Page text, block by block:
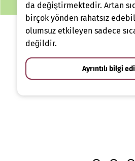
da değiştirmektedir. Artan
birçok yönden rahatsız
olumsuz etkileyen sadece
değildir.
Ayrıntılı bilgi